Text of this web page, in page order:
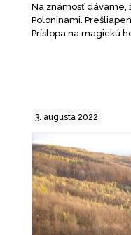
Na známosť dávame,
Poloninami.
Príslopa na magickú
3. augusta 2022